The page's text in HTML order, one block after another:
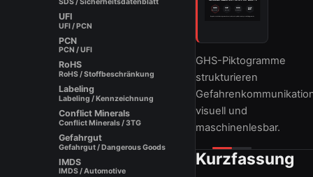
UFI
UFI / PCN
PCN
PCN / UFI
RoHS
RoHS / Stoffbeschränkung
Labeling
Labeling / Kennzeichnung
Conflict Minerals
Conflict Minerals / 3TG
Gefahrgut
Gefahrgut / Dangerous Goods
IMDS
IMDS / Automotive
GHS-Piktogramme
strukturieren
visuell und
maschinenlesbar.
1 2
Kurzfassung